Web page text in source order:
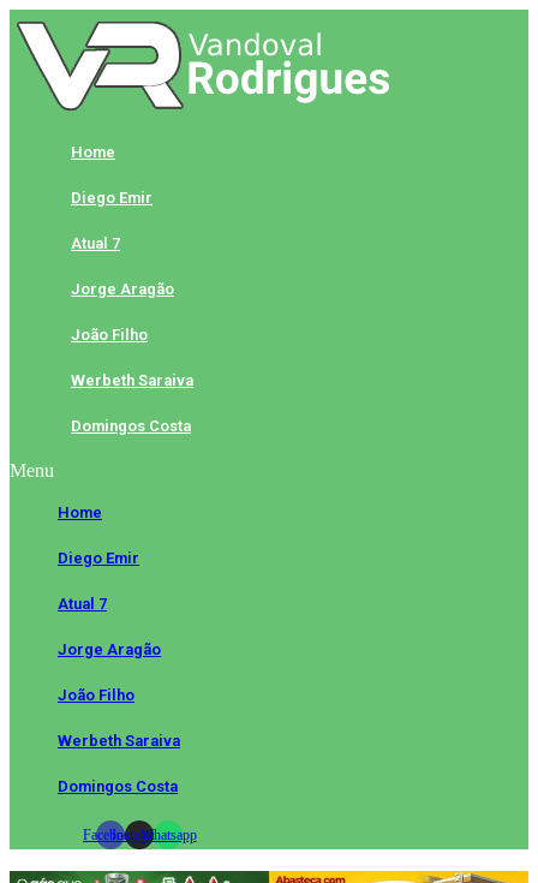
Skip
to
content
Home
Diego Emir
Atual 7
Jorge Aragão
João Filho
Werbeth Saraiva
Domingos Costa
Menu
Home
Diego Emir
Atual 7
Jorge Aragão
João Filho
Werbeth Saraiva
Domingos Costa
FacebookInstagramWhatsapp